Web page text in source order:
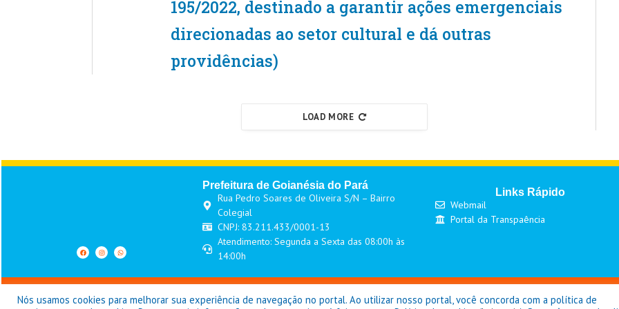
195/2022, destinado a garantir ações emergenciais
direcionadas ao setor cultural e dá outras
providências)
LOAD MORE
Prefeitura de Goianésia do Pará
Rua Pedro Soares de Oliveira S/N – Bairro
Colegial
CNPJ: 83.211.433/0001-13
Atendimento: Segunda a Sexta das 08:00h às
14:00h
Links Rápido
Webmail
Portal da Transpaência
Nós usamos cookies para melhorar sua experiência de navegação no portal. Ao utilizar nosso portal, você concorda com a política de